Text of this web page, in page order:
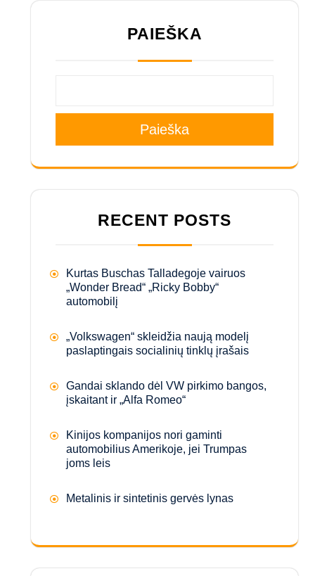
PAIEŠKA
Paieška
RECENT POSTS
Kurtas Buschas Talladegoje vairuos
„Wonder Bread“ „Ricky Bobby“
automobilį
„Volkswagen“ skleidžia naują modelį
paslaptingais socialinių tinklų įrašais
Gandai sklando dėl VW pirkimo bangos,
įskaitant ir „Alfa Romeo“
Kinijos kompanijos nori gaminti
automobilius Amerikoje, jei Trumpas
joms leis
Metalinis ir sintetinis gervės lynas